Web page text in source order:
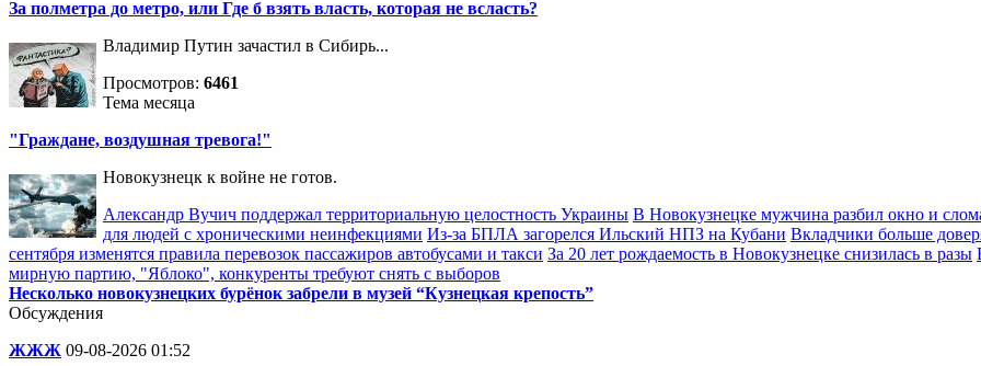
За полметра до метро, или Где б взять власть, которая не всласть?
Владимир Путин зачастил в Сибирь...
Просмотров: 6461
Тема месяца
"Граждане, воздушная тревога!"
Новокузнецк к войне не готов.
Александр Вучич поддержал территориальную целостность Украины В Новокузнецке мужчина разбил окно и
для людей с хроническими неинфекциями Из-за БПЛА загорелся Ильский НПЗ на Кубани Вкладчики больше
сентября изменятся правила перевозок пассажиров автобусами и такси За 20 лет рождаемость в Новокузнецке снизилась в разы
мирную партию, "Яблоко", конкуренты требуют снять с выборов
Несколько новокузнецких бурёнок забрели в музей “Кузнецкая крепость”
Обсуждения
ЖЖЖ 09-08-2026 01:52